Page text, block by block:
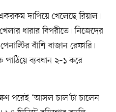
দাপিয়ে খেলেছে রিয়াল।
ধারার বিপরীতে। নিজেদের
বাঁশি বাজান রেফারি।
ব্যবধান ২–১ করে
পরেই ‘আসল চাল’টা চালেন